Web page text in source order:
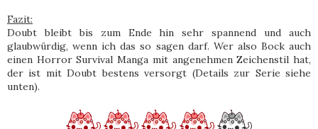
Fazit:
Doubt bleibt bis zum Ende hin sehr spannend und auch
glaubwürdig, wenn ich das so sagen darf. Wer also Bock auch
einen Horror Survival Manga mit angenehmen Zeichenstil hat,
der ist mit Doubt bestens versorgt (Details zur Serie siehe
unten).